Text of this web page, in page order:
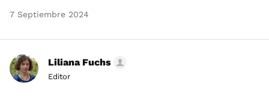
7 Septiembre 2024
Liliana Fuchs
Editor